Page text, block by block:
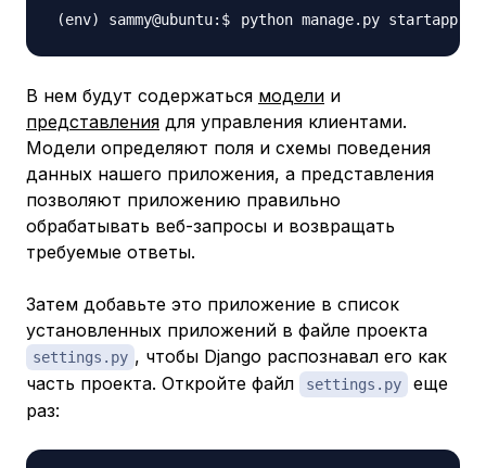
python manage.py startapp
В нем будут содержаться модели и
представления для управления клиентами.
Модели определяют поля и схемы поведения
данных нашего приложения, а представления
позволяют приложению правильно
обрабатывать веб-запросы и возвращать
требуемые ответы.
Затем добавьте это приложение в список
установленных приложений в файле проекта
settings.py , чтобы Django распознавал его как
часть проекта. Откройте файл
settings.py
еще
раз: